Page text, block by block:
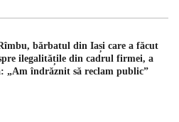
bărbatul din Iași care a făcut
ilegalitățile din cadrul firmei, a
„Am îndrăznit să reclam public”